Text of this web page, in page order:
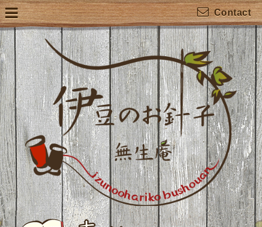
Contact